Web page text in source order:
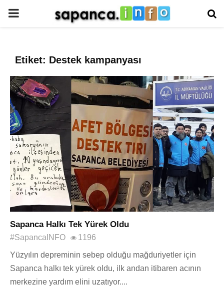
PRIMARY
Etiket: Destek kampanyası
Sapanca Halkı Tek Yürek Oldu
#SapancaINFO 1196
Yüzyılın depreminin sebep olduğu mağduriyetler için
Sapanca halkı tek yürek oldu, ilk andan itibaren acının
merkezine yardım elini uzatıyor....